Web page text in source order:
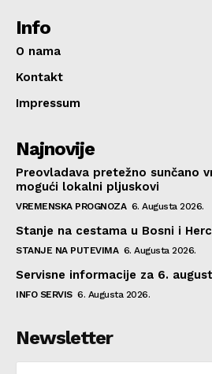
Info
O nama
Kontakt
Impressum
Najnovije
Preovladava pretežno sunčano
mogući lokalni pljuskovi
VREMENSKA PROGNOZA 6. Augusta 2026.
Stanje na cestama u Bosni i
STANJE NA PUTEVIMA 6. Augusta 2026.
Servisne informacije za 6. august
INFO SERVIS 6. Augusta 2026.
Newsletter